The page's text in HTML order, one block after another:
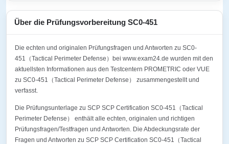
Über die Prüfungsvorbereitung SC0-451
Die echten und originalen Prüfungsfragen und Antworten zu SC0-
451（Tactical Perimeter Defense）bei www.exam24.de wurden mit den
aktuellsten Informationen aus den Testcentern PROMETRIC oder VUE
zu SC0-451（Tactical Perimeter Defense） zusammengestellt und
verfasst.
Die Prüfungsunterlage zu SCP SCP Certification SC0-451（Tactical
Perimeter Defense） enthält alle echten, originalen und richtigen
Prüfungsfragen/Testfragen und Antworten. Die Abdeckungsrate der
Fragen und Antworten zu SCP SCP Certification SC0-451（Tactical